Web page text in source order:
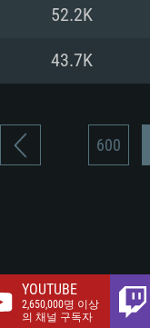
52.2K
43.7K
600
YOUTUBE
2,650,000명 이상
의 채널 구독자